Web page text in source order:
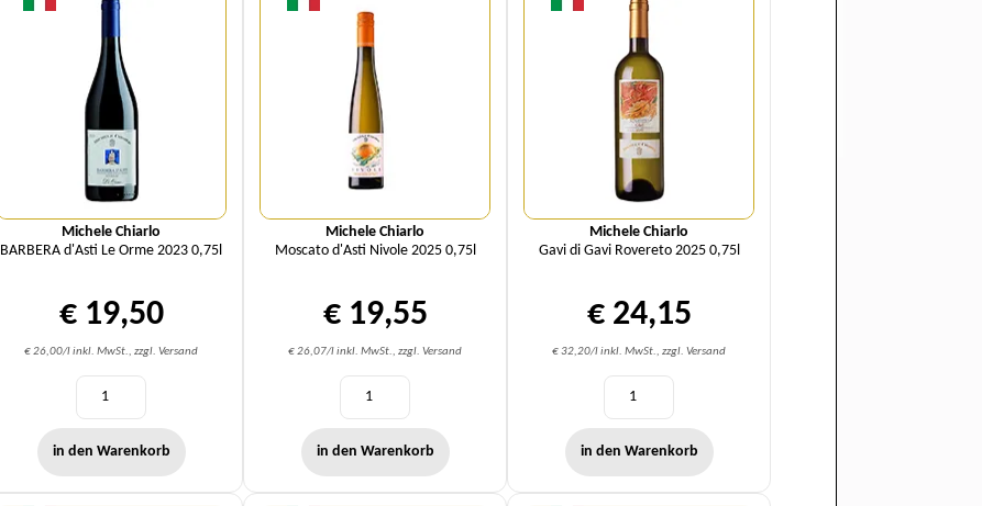
Michele Chiarlo
BARBERA d'Asti Le Orme 2023 0,75l
€ 19,50
€ 26,00/l inkl. MwSt., zzgl. Versand
in den Warenkorb
Michele Chiarlo
Moscato d'Asti Nivole 2025 0,75l
€ 19,55
€ 26,07/l inkl. MwSt., zzgl. Versand
in den Warenkorb
Michele Chiarlo
Gavi di Gavi Rovereto 2025 0,75l
€ 24,15
€ 32,20/l inkl. MwSt., zzgl. Versand
in den Warenkorb
Menge Menge Menge